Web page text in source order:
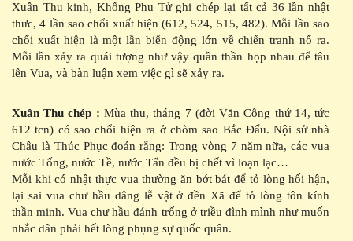
Xuân Thu kinh, Khổng Phu Tử ghi chép lại tất cả 36 lần nhật
thưc, 4 lần sao chổi xuất hiện (612, 524, 515, 482). Mỗi lần sao
chổi xuất hiện là một lần biến động lớn về chiến tranh nổ ra.
Mỗi lần xảy ra quái tượng như vậy quần thần họp nhau để tâu
lên Vua, và bàn luận xem việc gì sẽ xảy ra.
Xuân Thu chép : Mùa thu, tháng 7 (đời Văn Công thứ 14, tức
612 tcn) có sao chổi hiện ra ở chòm sao Bắc Đẩu. Nội sử nhà
Châu là Thúc Phục đoán rằng: Trong vòng 7 năm nữa, các vua
nước Tống, nước Tề, nước Tấn đều bị chết vì loạn lạc…
Mỗi khi có nhật thực vua thường ăn bớt bát để tỏ lòng hối hận,
lại sai vua chư hầu dâng lễ vật ở đền Xã để tỏ lòng tôn kính
thần minh. Vua chư hầu đánh trống ở triều đình mình như muốn
nhắc dân phải hết lòng phụng sự quốc quân.